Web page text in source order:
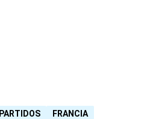
PARTIDOS
FRANCIA